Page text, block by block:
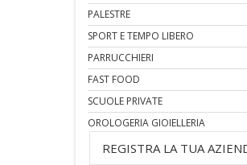
PALESTRE
SPORT E TEMPO LIBERO
PARRUCCHIERI
FAST FOOD
SCUOLE PRIVATE
OROLOGERIA GIOIELLERIA
REGISTRA LA TUA